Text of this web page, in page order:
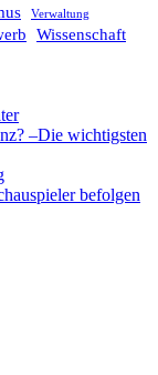
Verwaltung
Wissenschaft
–Die wichtigsten
befolgen